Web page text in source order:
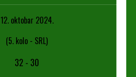
12. oktobar 2024.
(5. kolo - SRL)
32 - 30